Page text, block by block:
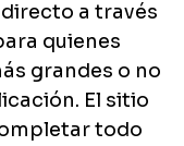
a través
quienes
grandes o no
El sitio
todo